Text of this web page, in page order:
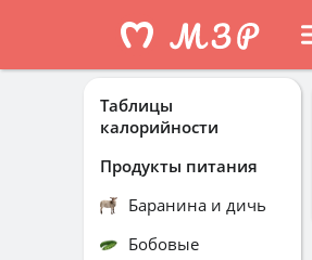
Таблицы
калорийности
Продукты питания
Баранина и дичь
Бобовые